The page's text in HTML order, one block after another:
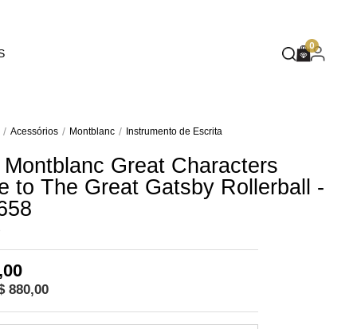
BLUE
WILD SPIRIT
NATURE
0
Acessórios Montblanc Instrumento de Escrita
Great Characters
to The Great Gatsby Rollerball -
880,00